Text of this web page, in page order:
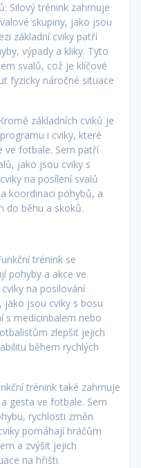
Silový trénink zahrnuje
skupiny, jako jsou
základní cviky patří
výpady a kliky. Tyto
svalů, což je klíčové
fyzicky náročné situace
základních cviků je
i cviky, které
ve fotbale. Sem patří
jako jsou cviky s
na posílení svalů
koordinaci pohybů, a
do běhu a skoků.
trénink se
pohyby a akce ve
na posilování
jako jsou cviky s bosu
s medicinbalem nebo
zlepšit jejich
během rychlých
trénink také zahrnuje
gesta ve fotbale. Sem
rychlosti změn
pomáhají hráčům
a zvýšit jejich
na hřišti.